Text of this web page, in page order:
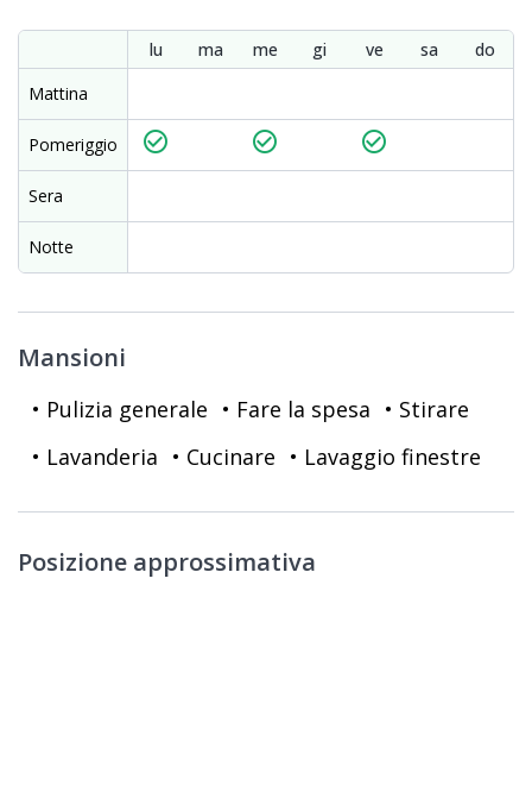
lu ma me gi ve sa
do
Mattina
Pomeriggio check_circle_outline check_circle_outline check_circle_outline
Sera
Notte
Mansioni
• Pulizia generale • Fare la spesa • Stirare
• Lavanderia • Cucinare • Lavaggio finestre
Posizione approssimativa